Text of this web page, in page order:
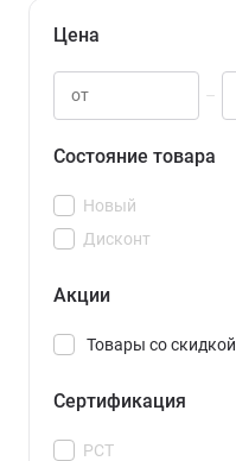
Цена
–
Состояние товара
Новый
Дисконт
Акции
Товары со скидкой
Сертификация
РСТ